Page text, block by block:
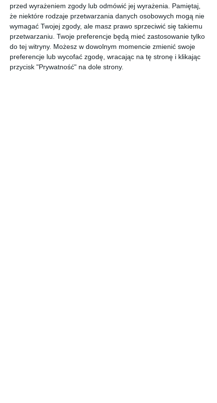
przed wyrażeniem zgody lub odmówić jej wyrażenia.
Pamiętaj,
że niektóre rodzaje przetwarzania danych osobowych mogą nie
wymagać Twojej zgody, ale masz prawo sprzeciwić się takiemu
przetwarzaniu. Twoje preferencje będą mieć zastosowanie tylko
do tej witryny. Możesz w dowolnym momencie zmienić swoje
preferencje lub wycofać zgodę, wracając na tę stronę i klikając
przycisk "Prywatność" na dole strony.
DODAJ DO ULUBIONYCH
UDOSTĘPNIJ
Komentarze ZADAJ PYTANIE